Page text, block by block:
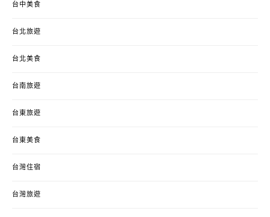
台中美食
台北旅遊
台北美食
台南旅遊
台東旅遊
台東美食
台灣住宿
台灣旅遊